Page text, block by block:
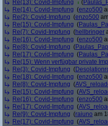
Re(13): Covid-Impfung
(
Re(14): Covid-Impfung (enzo500
Re(2): Covid-Impfung (enzo500
Re(15): Covid-Impfung (
Re(7): Covid-Impfung (hellbringer
Re(16): Covid-Impfung (enzo500
Re(8): Covid-Impfung (
Re(17): Covid-Impfung (
Re(15): Wenn verfügbar private
Re(3): Covid-Impfung (
Re(18): Covid-Impfung (enzo500
Re(8): Covid-Impfung (
Re(15): Covid-Impfung (
Re(16): Covid-Impfung (enzo500
Re(17): Covid-Impfung (
Re(9): Covid-Impfung (raiuno am
Re(17): Covid-Impfung (